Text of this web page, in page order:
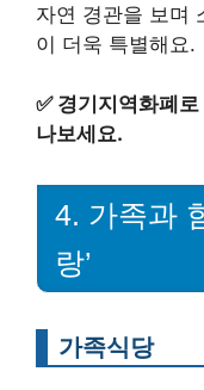
자연 경관을 보며
이 더욱 특별해요.
✅ 경기지역화폐
나보세요.
4. 가족과
랑’
가족식당